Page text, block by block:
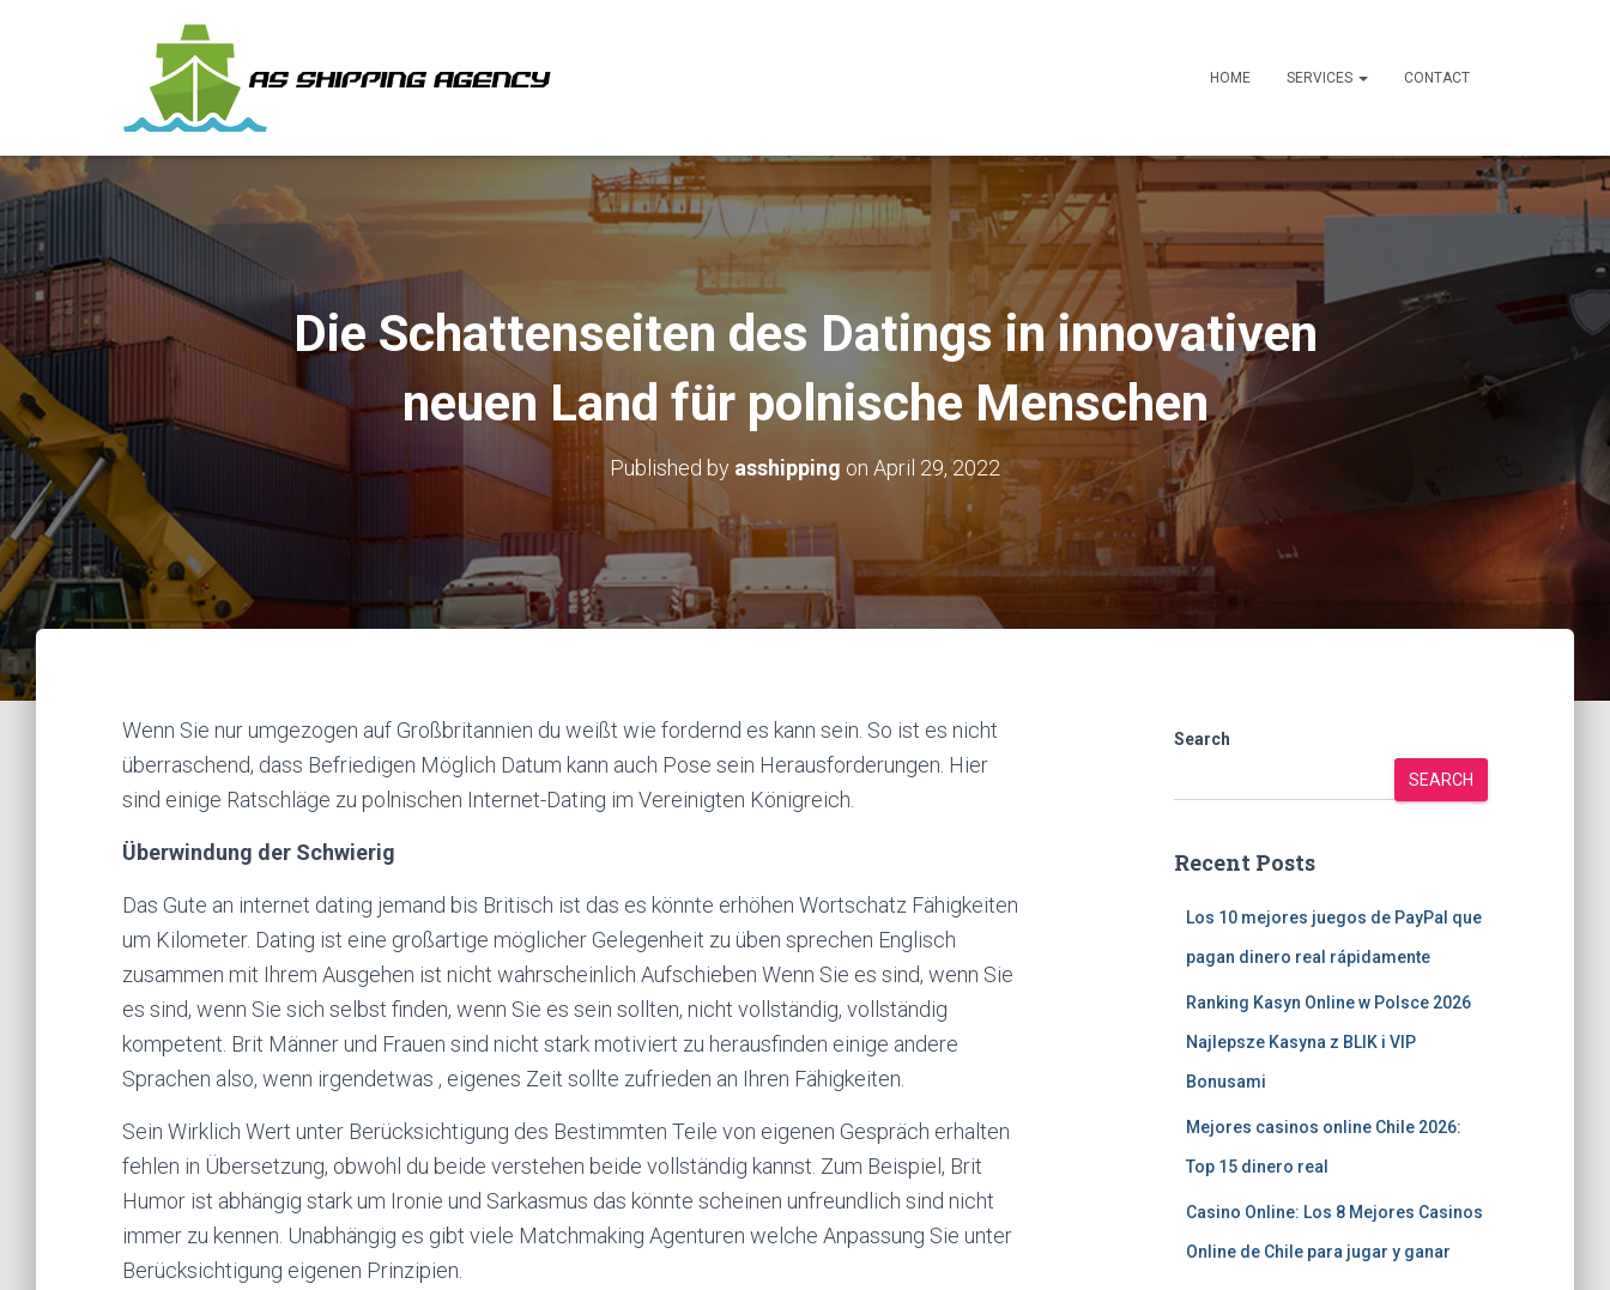
HOME SERVICES CONTACT
Die Schattenseiten des Datings in innovativen
neuen Land für polnische Menschen
Published by asshipping on April 29, 2022
Wenn Sie nur umgezogen auf Großbritannien du weißt wie fordernd es kann sein. So ist es nicht
überraschend, dass Befriedigen Möglich Datum kann auch Pose sein Herausforderungen. Hier
sind einige Ratschläge zu polnischen Internet-Dating im Vereinigten Königreich.
Überwindung der Schwierig
Das Gute an internet dating jemand bis Britisch ist das es könnte erhöhen Wortschatz Fähigkeiten
um Kilometer. Dating ist eine großartige möglicher Gelegenheit zu üben sprechen Englisch
zusammen mit Ihrem Ausgehen ist nicht wahrscheinlich Aufschieben Wenn Sie es sind, wenn Sie
es sind, wenn Sie sich selbst finden, wenn Sie es sein sollten, nicht vollständig, vollständig
kompetent. Brit Männer und Frauen sind nicht stark motiviert zu herausfinden einige andere
Sprachen also, wenn irgendetwas , eigenes Zeit sollte zufrieden an Ihren Fähigkeiten.
Sein Wirklich Wert unter Berücksichtigung des Bestimmten Teile von eigenen Gespräch erhalten
fehlen in Übersetzung, obwohl du beide verstehen beide vollständig kannst. Zum Beispiel, Brit
Humor ist abhängig stark um Ironie und Sarkasmus das könnte scheinen unfreundlich sind nicht
immer zu kennen. Unabhängig es gibt viele Matchmaking Agenturen welche Anpassung Sie unter
Berücksichtigung eigenen Prinzipien.
Search
SEARCH
Recent Posts
Los 10 mejores juegos de PayPal que
pagan dinero real rápidamente
Ranking Kasyn Online w Polsce 2026
Najlepsze Kasyna z BLIK i VIP
Bonusami
Mejores casinos online Chile 2026:
Top 15 dinero real
Casino Online: Los 8 Mejores Casinos
Online de Chile para jugar y ganar